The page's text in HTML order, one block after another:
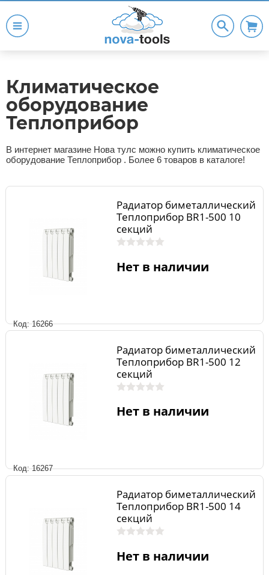
Климатическое
оборудование
Теплоприбор
В интернет магазине Нова тулс можно купить климатическое
оборудование Теплоприбор . Более 6 товаров в каталоге!
Код: 16266
Радиатор биметаллический
Теплоприбор BR1-500 10
секций
Нет в наличии
Код: 16267
Радиатор биметаллический
Теплоприбор BR1-500 12
секций
Нет в наличии
Радиатор биметаллический
Теплоприбор BR1-500 14
секций
Нет в наличии